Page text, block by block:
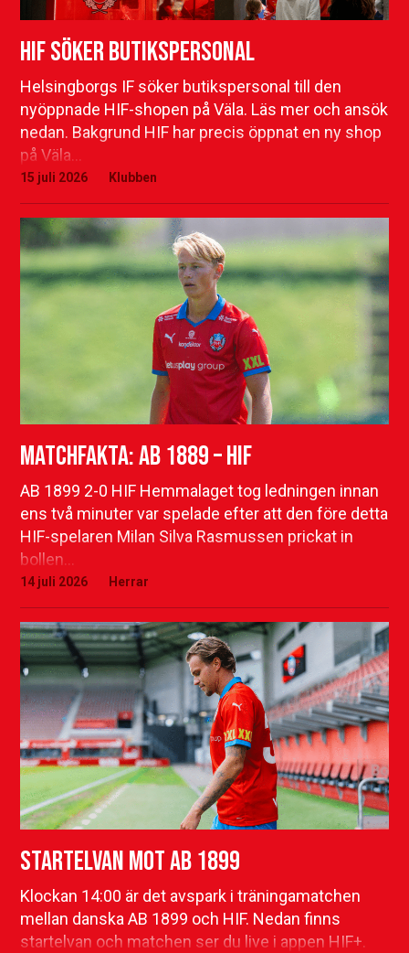
HIF söker butikspersonal
Helsingborgs IF söker butikspersonal till den
nyöppnade HIF-shopen på Väla. Läs mer och ansök
nedan. Bakgrund HIF har precis öppnat en ny shop
på Väla…
15 juli 2026 Klubben
Matchfakta: AB 1889 – HIF
AB 1899 2-0 HIF Hemmalaget tog ledningen innan
ens två minuter var spelade efter att den före detta
HIF-spelaren Milan Silva Rasmussen prickat in
bollen…
14 juli 2026 Herrar
Startelvan mot AB 1899
Klockan 14:00 är det avspark i träningamatchen
mellan danska AB 1899 och HIF. Nedan finns
startelvan och matchen ser du live i appen HIF+.